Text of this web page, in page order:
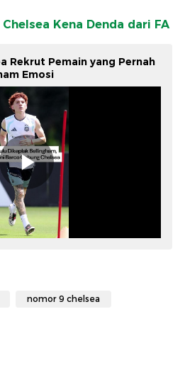
Kena Denda dari FA
Rekrut Pemain yang Pernah
Emosi
nomor 9 chelsea